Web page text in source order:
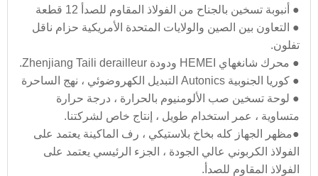
● أنبوبة تسخين بالجناح من الفولاذ المقاوم للصدأ 12 قطعة
● التعاون بين الصين والولايات المتحدة الأمريكية حزام ناقل
تفلون.
● محرك شانغهاي HEMEI ودودة Zhenjiang Taili derailleur.
● كوريا الجنوبية Autonics التبديل الكهروضوئي ، نهج الساحرة
● لوحة تسخين صب الألومنيوم بالحرارة ، درجة حرارة
متساوية ، عمر استخدام طويل ، إنتاج خاص لشركتنا.
●مظهر الجهاز كله بخاخ بلاستيكي ، رف الماكينة يعتمد على
الفولاذ الكربوني عالي الجودة ، الجزء الرئيسي يعتمد على
الفولاذ المقاوم للصدأ.